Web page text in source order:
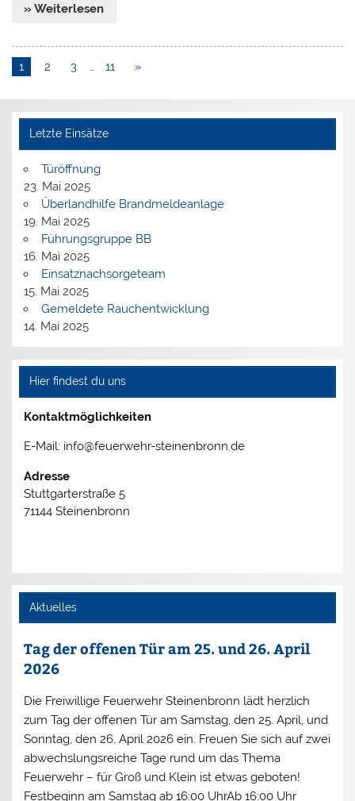
» Weiterlesen
1 2 3 … 11 »
Letzte Einsätze
Türöffnung
23. Mai 2025
Überlandhilfe Brandmeldeanlage
19. Mai 2025
Führungsgruppe BB
16. Mai 2025
Einsatznachsorgeteam
15. Mai 2025
Gemeldete Rauchentwicklung
14. Mai 2025
Hier findest du uns
Kontaktmöglichkeiten
E-Mail: info@feuerwehr-steinenbronn.de
Adresse
Stuttgarterstraße 5
71144 Steinenbronn
Aktuelles
Tag der offenen Tür am 25. und 26. April
2026
Die Freiwillige Feuerwehr Steinenbronn lädt herzlich
zum Tag der offenen Tür am Samstag, den 25. April, und
Sonntag, den 26. April 2026 ein. Freuen Sie sich auf zwei
abwechslungsreiche Tage rund um das Thema
Feuerwehr – für Groß und Klein ist etwas geboten!
Festbeginn am Samstag ab 16:00 UhrAb 16:00 Uhr